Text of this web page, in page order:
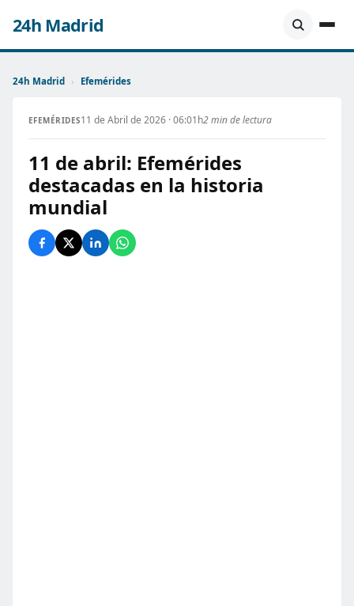
24h Madrid
24h Madrid › Efemérides
EFEMÉRIDES11 de Abril de 2026 · 06:01h2 min de lectura
11 de abril: Efemérides
destacadas en la historia
mundial